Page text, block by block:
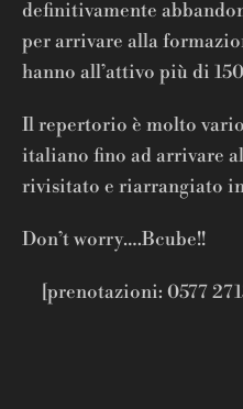
definitivamente
per arrivare alla
hanno all’attivo più di
Il repertorio è molto
italiano fino ad arrivare
rivisitato e riarrangiato
Don’t worry….Bcube!!
[prenotazioni: 0577